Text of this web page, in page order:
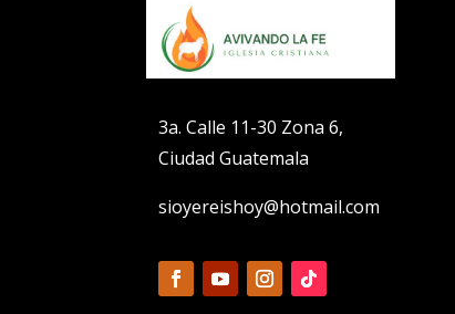
3a. Calle 11-30 Zona 6,
Ciudad Guatemala
sioyereishoy@hotmail.com